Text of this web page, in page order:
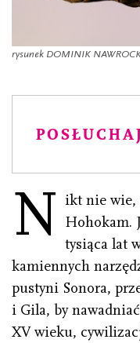
rysunek DOMINIK
POSŁUCHAJ
N ikt nie wie,
Hohokam.
tysiąca lat
kamiennych
pustyni Sonora,
i Gila, by
XV wieku,